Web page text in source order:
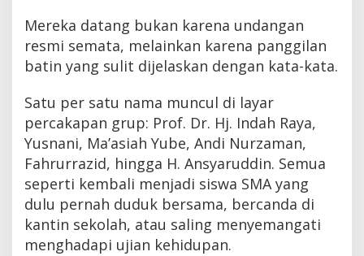
Mereka datang bukan karena undangan
resmi semata, melainkan karena panggilan
batin yang sulit dijelaskan dengan kata-kata.
Satu per satu nama muncul di layar
percakapan grup: Prof. Dr. Hj. Indah Raya,
Yusnani, Ma’asiah Yube, Andi Nurzaman,
Fahrurrazid, hingga H. Ansyaruddin. Semua
seperti kembali menjadi siswa SMA yang
dulu pernah duduk bersama, bercanda di
kantin sekolah, atau saling menyemangati
menghadapi ujian kehidupan.